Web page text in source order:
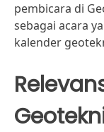
pembicara di
sebagai acara
kalender